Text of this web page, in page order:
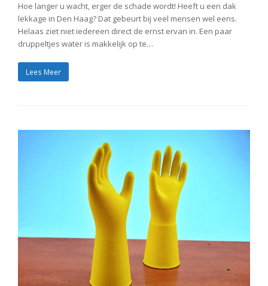
Hoe langer u wacht, erger de schade wordt! Heeft u een dak
lekkage in Den Haag? Dat gebeurt bij veel mensen wel eens.
Helaas ziet niet iedereen direct de ernst ervan in. Een paar
druppeltjes water is makkelijk op te…
Lees Meer